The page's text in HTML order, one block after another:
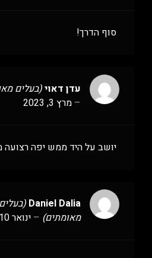
סוף הדרך!
עדן דאוי(בעלים
– מרץ 3, 2023
יושב על היד ממש יפה רצועה
Daniel Dalia (בעלים
מאומתים) – ינואר 10, 2025